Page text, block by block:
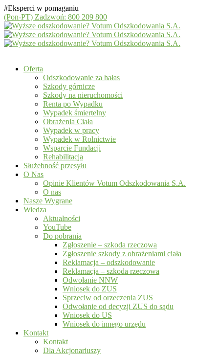
#Eksperci w pomaganiu
(Pon-PT) Zadzwoń: 800 209 800
Oferta
Odszkodowanie za hałas
Szkody górnicze
Szkody na nieruchomości
Renta po Wypadku
Wypadek śmiertelny
Obrażenia Ciała
Wypadek w pracy
Wypadek w Rolnictwie
Wsparcie Fundacji
Rehabilitacja
Służebność przesyłu
O Nas
Opinie Klientów Votum Odszkodowania S.A.
O nas
Nasze Wygrane
Wiedza
Aktualności
YouTube
Do pobrania
Zgłoszenie – szkoda rzeczowa
Zgłoszenie szkody z obrażeniami ciała
Reklamacja – odszkodowanie
Reklamacja – szkoda rzeczowa
Odwołanie NNW
Wniosek do ZUS
Sprzeciw od orzeczenia ZUS
Odwołanie od decyzji ZUS do sądu
Wniosek do US
Wniosek do innego urzędu
Kontakt
Kontakt
Dla Akcjonariuszy